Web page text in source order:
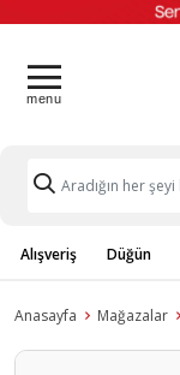
Alışveriş Düğün
Anasayfa Mağazalar